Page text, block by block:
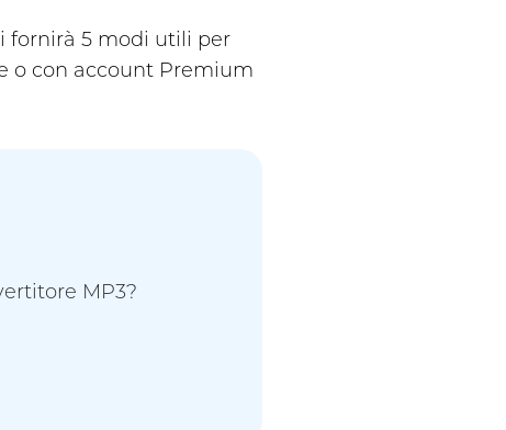
fornirà 5 modi utili per
o con account Premium
MP3?